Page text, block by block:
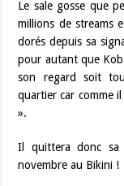
Le sale gosse que
millions de streams
dorés depuis sa
pour autant que
son regard soit
quartier car comme
».
Il quittera donc sa
novembre au Bikini !